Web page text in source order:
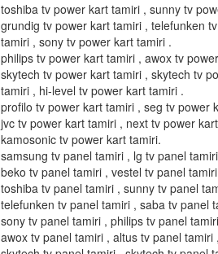
toshiba tv power kart tamiri , sunny tv
grundig tv power kart tamiri , telefunken
tamiri , sony tv power kart tamiri .
philips tv power kart tamiri , awox tv
skytech tv power kart tamiri , skytech tv
tamiri , hi-level tv power kart tamiri .
profilo tv power kart tamiri , seg tv power
jvc tv power kart tamiri , next tv power
kamosonic tv power kart tamiri.
samsung tv panel tamiri , lg tv panel
beko tv panel tamiri , vestel tv panel
toshiba tv panel tamiri , sunny tv panel
telefunken tv panel tamiri , saba tv panel
sony tv panel tamiri , philips tv panel
awox tv panel tamiri , altus tv panel tamiri